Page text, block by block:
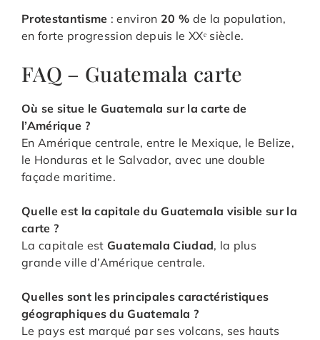
Protestantisme : environ 20 % de la population,
en forte progression depuis le XXᵉ siècle.
FAQ – Guatemala carte
Où se situe le Guatemala sur la carte de
l’Amérique ?
En Amérique centrale, entre le Mexique, le Belize,
le Honduras et le Salvador, avec une double
façade maritime.
Quelle est la capitale du Guatemala visible sur la
carte ?
La capitale est Guatemala Ciudad, la plus
grande ville d’Amérique centrale.
Quelles sont les principales caractéristiques
géographiques du Guatemala ?
Le pays est marqué par ses volcans, ses hauts